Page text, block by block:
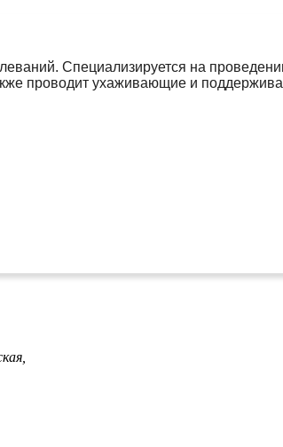
Специализируется на
проводит ухаживающие и